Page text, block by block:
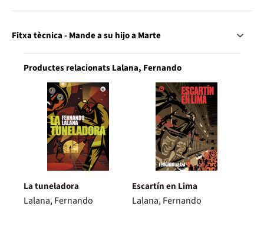
Fitxa tècnica - Mande a su hijo a Marte
Productes relacionats Lalana, Fernando
La tuneladora
Lalana, Fernando
Escartín en Lima
Lalana, Fernando